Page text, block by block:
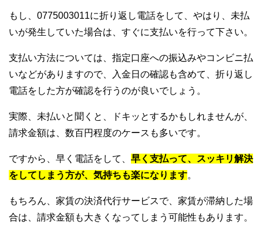
もし、0775003011に折り返し電話をして、やはり、未払
いが発生していた場合は、すぐに支払いを行って下さい。
支払い方法については、指定口座への振込みやコンビニ払
いなどがありますので、入金日の確認も含めて、折り返し
電話をした方が確認を行うのが良いでしょう。
実際、未払いと聞くと、ドキッとするかもしれませんが、
請求金額は、数百円程度のケースも多いです。
ですから、早く電話をして、 早く支払って、スッキリ解決
をしてしまう方が、気持ちも楽になります。
もちろん、家賃の決済代行サービスで、家賃が滞納した場
合は、請求金額も大きくなってしまう可能性もあります。